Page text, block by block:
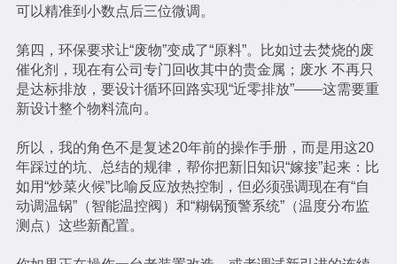
可以精准到小数点后三位微调。
第四，环保要求让“废物”变成了“原料”。比如过去焚烧的废
催化剂，现在有公司专门回收其中的贵金属；废水 不再只
是达标排放，要设计循环回路实现“近零排放”——这需要重
新设计整个物料流向。
所以，我的角色不是复述20年前的操作手册，而是用这20
年踩过的坑、总结的规律，帮你把新旧知识“嫁接”起来：比
如用“炒菜火候”比喻反应放热控制，但必须强调现在有“自
动调温锅”（智能温控阀）和“糊锅预警系统”（温度分布监
测点）这些新配置。